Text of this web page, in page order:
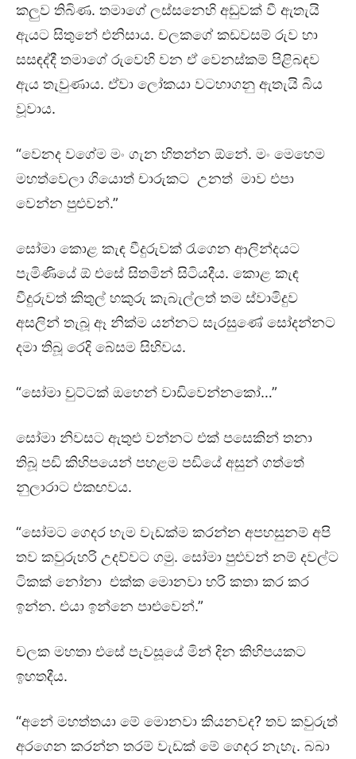
කලුව තිබිණ. තමාගේ ලස්සනෙහි අඩුවක් වී ඇතැයි
ඇයට සිතුනේ එනිසාය. චලකගේ කඩවසම් රුව හා
සසඳද්දී තමාගේ රුවෙහි වන ඒ වෙනස්කම් පිළිබඳව
ඇය තැවුණාය. ඒවා ලෝකයා වටහාගනු ඇතැයි බිය
වූවාය.
“වෙනද වගේම මං ගැන හිතන්න ඕනේ. මං මෙහෙම
මහත්වෙලා ගියොත් චාරුකට උනත් මාව එපා
වෙන්න පුළුවන්.”
සෝමා කොළ කැඳ වීදුරුවක් රැගෙන ආලින්දයට
පැමිණියේ ඕ එසේ සිතමින් සිටියදීය. කොළ කැඳ
වීදුරුවත් කිතුල් හකුරු කැබැල්ලත් තම ස්වාමිදුව
අසලින් තැබූ ඈ නික්ම යන්නට සැරසුණේ සෝදන්නට
දමා තිබූ රෙදි බේසම සිහිවය.
“සෝමා චුට්ටක් ඔහෙන් වාඩිවෙන්නකෝ…”
සෝමා නිවසට ඇතුළු වන්නට එක් පසෙකින් තනා
තිබූ පඩි කිහිපයෙන් පහළම පඩියේ අසුන් ගත්තේ
නුලාරාට එකඟවය.
“සෝමට ගෙදර හැම වැඩක්ම කරන්න අපහසුනම් අපි
තව කවුරුහරි උදව්වට ගමු. සෝමා පුළුවන් නම් දවල්ට
ටිකක් නෝනා එක්ක මොනවා හරි කතා කර කර
ඉන්න. එයා ඉන්නෙ පාළුවෙන්.”
චලක මහතා එසේ පැවසූයේ මින් දින කිහිපයකට
ඉහතදීය.
“අනේ මහත්තයා මේ මොනවා කියනවද? තව කවුරුත්
අරගෙන කරන්න තරම් වැඩක් මේ ගෙදර නැහැ. බබා